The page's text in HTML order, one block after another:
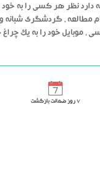
دارد نظر هر کسی را به
مطالعه ، گردشگری شبانه
، موبایل خود را به یک
٧ روز ضمانت بازگشت